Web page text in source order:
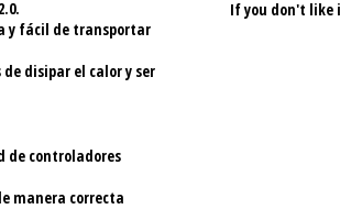
y fácil de transportar
disipar el calor y ser
de controladores
manera correcta
If you don't like